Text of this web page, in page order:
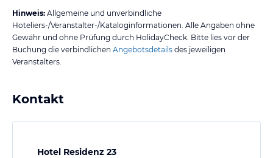
Hinweis: Allgemeine und unverbindliche
Hoteliers-/Veranstalter-/Kataloginformationen. Alle Angaben ohne
Gewähr und ohne Prüfung durch HolidayCheck. Bitte lies vor der
Buchung die verbindlichen Angebotsdetails des jeweiligen
Veranstalters.
Kontakt
Hotel Residenz 23